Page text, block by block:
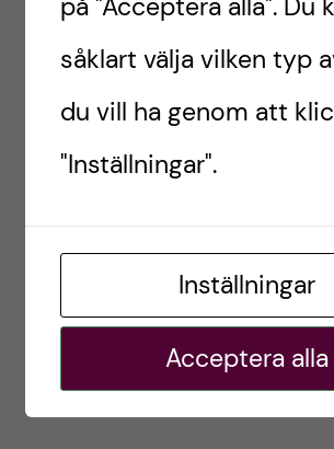
l
g
g
e
t
l
ä
g
e
Kommentar
på "Acceptera alla". Du
såklart välja vilken typ
du vill ha genom att
"Inställningar".
Inställningar
Acceptera alla